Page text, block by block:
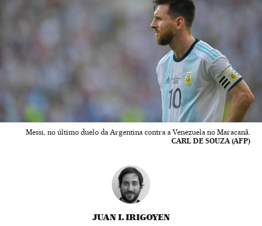
Messi, no último duelo da Argentina contra a Venezuela no Maracanã.
CARL DE SOUZA (AFP)
JUAN I. IRIGOYEN